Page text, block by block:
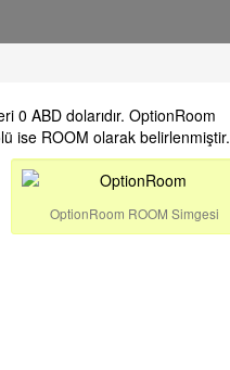
0 ABD dolarıdır. OptionRoom
ise ROOM olarak belirlenmiştir.
OptionRoom ROOM Simgesi